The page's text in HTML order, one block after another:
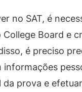
no SAT, é
Board e
é preciso
da prova e